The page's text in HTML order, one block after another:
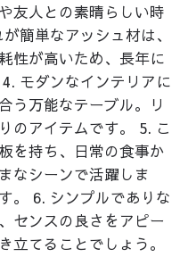
友人との素晴らしい時
簡単なアッシュ材は、
性が高いため、長年に
モダンなインテリアに
う万能なテーブル。リ
のアイテムです。 5. こ
を持ち、日常の食事か
なシーンで活躍しま
。 6. シンプルでありな
センスの良さをアピー
立てることでしょう。